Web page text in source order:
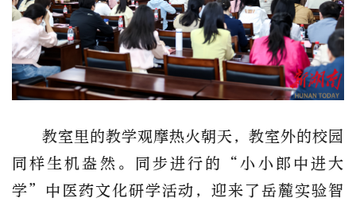
教室里的教学观摩热火朝天，教室外的校园
同样生机盎然。同步进行的
“小小郎中进大
学”
中医药文化研学活动，迎来了岳麓实验智